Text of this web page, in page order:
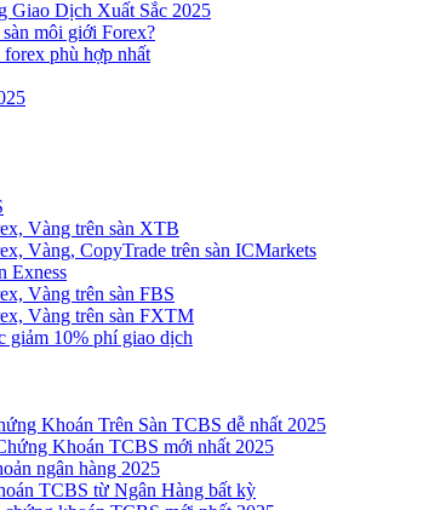
Giao Dịch Xuất Sắc 2025
môi giới Forex?
forex phù hợp nhất
Vàng trên sàn XTB
Vàng, CopyTrade trên sàn ICMarkets
Exness
Vàng trên sàn FBS
Vàng trên sàn FXTM
giảm 10% phí giao dịch
Khoán Trên Sàn TCBS dễ nhất 2025
Khoán TCBS mới nhất 2025
ngân hàng 2025
TCBS từ Ngân Hàng bất kỳ